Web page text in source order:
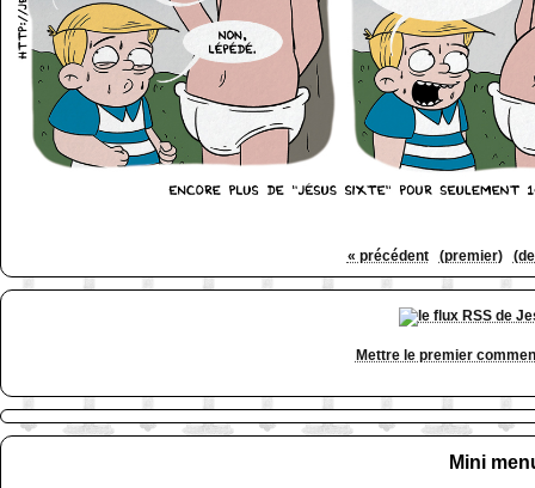
http://www.lefabz.com/
« précédent (premier)
Mettre le premier
Mini